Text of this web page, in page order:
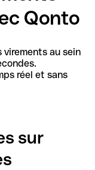
Qonto
virements au sein
réel et sans
sur